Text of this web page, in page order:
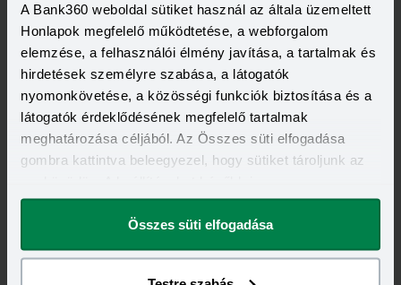
A Bank360 weboldal sütiket használ az általa üzemeltett
Honlapok megfelelő működtetése, a webforgalom
elemzése, a felhasználói élmény javítása, a tartalmak és
hirdetések személyre szabása, a látogatók
nyomonkövetése, a közösségi funkciók biztosítása és a
látogatók érdeklődésének megfelelő tartalmak
meghatározása céljából. Az Összes süti elfogadása
gombra kattintva beleegyezel, hogy sütiket tároljunk az
megváltoztathatod.
Összes süti elfogadása
nagyobb értékű eszközt szeretnének használni anélkül, hogy
azt egy összegben ki kellene fizetniük. Elsőre azonban
könnyű elveszni a részletekben: önerő, maradványérték,
THM, GAP – csak néhány azok közül a fogalmak közül,
amelyekkel biztosan találkozol.
Elolvasom
Egy gombóc fagyi ára: mindössze ennyibe kerül a
biztonság külföldön
volt, de nincs tőle sokkal lemaradva a júniust megnyerő